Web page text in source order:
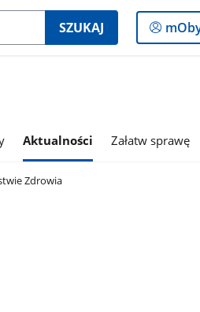
SZUKAJ
do
Aktualności Załatw sprawę
Zdrowia